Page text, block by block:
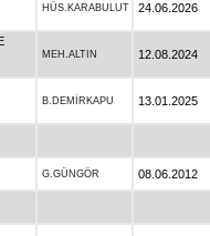
HÜS.KARABULUT 24.06.2026
MEH.ALTIN 12.08.2024
B.DEMİRKAPU 13.01.2025
G.GÜNGÖR 08.06.2012